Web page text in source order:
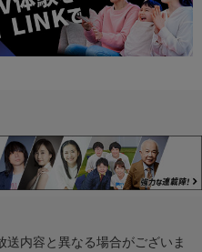
送内容と異なる場合がございま